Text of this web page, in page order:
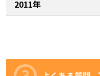
2011年